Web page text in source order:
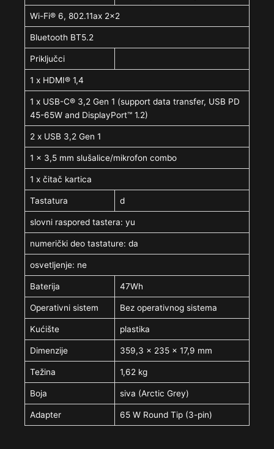
Wi-Fi® 6, 802.11ax 2×2
Bluetooth BT5.2
Priključci
1 x HDMI® 1,4
1 x USB-C® 3,2 Gen 1 (support data transfer, USB PD
45-65W and DisplayPort™ 1.2)
2 x USB 3,2 Gen 1
1 x 3,5 mm slušalice/mikrofon combo
1 x čitač kartica
Tastatura d
slovni raspored tastera: yu
numerički deo tastature: da
osvetljenje: ne
Baterija 47Wh
Operativni sistem Bez operativnog sistema
Kućište plastika
Dimenzije 359,3 x 235 x 17,9 mm
Težina 1,62 kg
Boja siva (Arctic Grey)
Adapter 65 W Round Tip (3-pin)